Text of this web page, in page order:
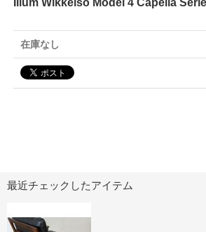
Illum Wikkelso Model 4 Capella
在庫なし
最近チェックしたアイテム